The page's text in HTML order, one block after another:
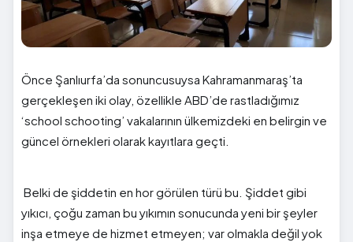
Önce Şanlıurfa’da sonuncusuysa Kahramanmaraş’ta
gerçekleşen iki olay, özellikle ABD’de rastladığımız
‘school schooting’ vakalarının ülkemizdeki en belirgin ve
güncel örnekleri olarak kayıtlara geçti.
Belki de şiddetin en hor görülen türü bu. Şiddet gibi
yıkıcı, çoğu zaman bu yıkımın sonucunda yeni bir şeyler
inşa etmeye de hizmet etmeyen; var olmakla değil yok